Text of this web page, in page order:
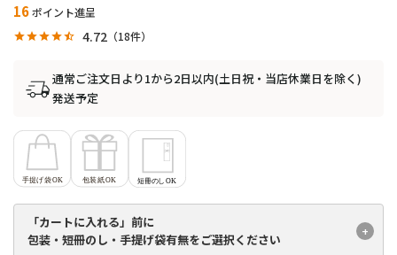
16ポイント進呈
4.72 18
通常ご注文日より1から2日以内(土日祝・当店休業日を除く)
発送予定
「カートに入れる」前に
包装・短冊のし・手提げ袋有無をご選択ください